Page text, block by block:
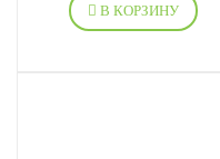
В КОРЗИНУ